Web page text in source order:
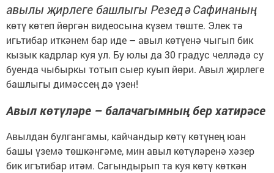
авылы җирлеге башлыгы Резедә Сафинаның
көтү көтеп йөргән видеосына күзем төште. Элек тә
игьтибар иткәнем бар иде – авыл көтүенә чыгып бик
кызык кадрлар куя ул. Бу юлы да 30 градус челләдә су
буенда чыбыркы тотып сыер куып йөри. Авыл җирлеге
башлыгы димәссең дә үзен!
Авыл көтүләре – балачагымның бер хатирәсе
Авылдан булгангамы, кайчандыр көтү көтүнең юан
башы үземә төшкәнгәме, мин авыл көтүләренә хәзер
бик игътибар итәм. Сагындырып та куя көтү көткән